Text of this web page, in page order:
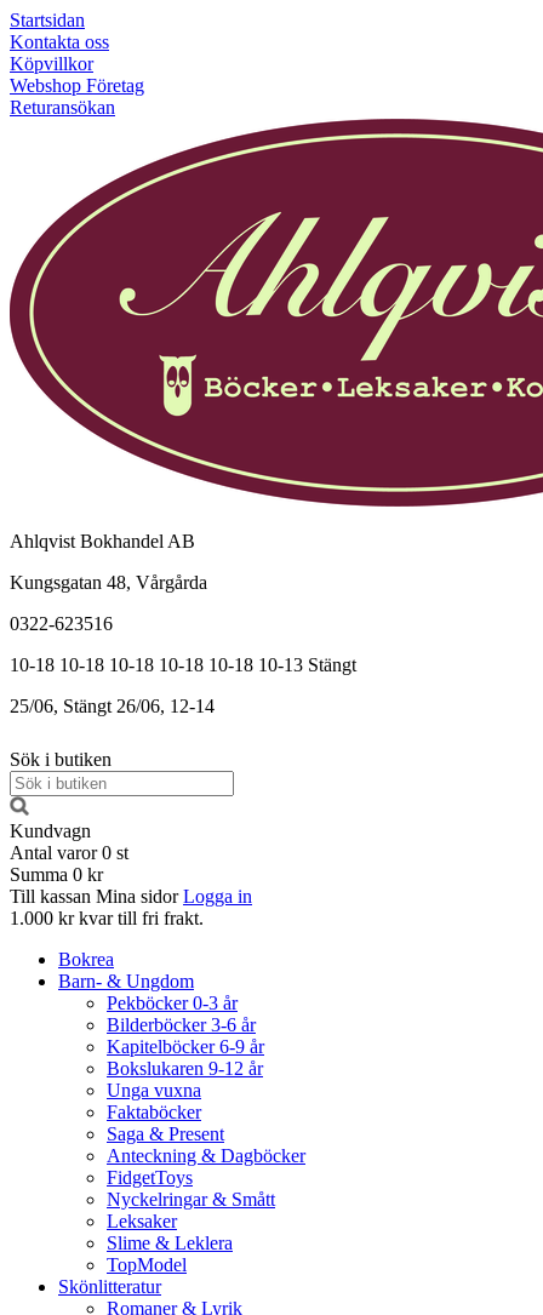
Startsidan
Kontakta oss
Köpvillkor
Webshop Företag
Returansökan
Ahlqvist Bokhandel AB
Kungsgatan 48, Vårgårda
0322-623516
10-18 10-18 10-18 10-18 10-18 10-13 Stängt
25/06, Stängt 26/06, 12-14
Sök i butiken
Kundvagn
Antal varor 0 st
Summa 0 kr
Till kassan Mina sidor Logga in
1.000 kr kvar till fri frakt.
Bokrea
Barn- & Ungdom
Pekböcker 0-3 år
Bilderböcker 3-6 år
Kapitelböcker 6-9 år
Bokslukaren 9-12 år
Unga vuxna
Faktaböcker
Saga & Present
Anteckning & Dagböcker
FidgetToys
Nyckelringar & Smått
Leksaker
Slime & Leklera
TopModel
Skönlitteratur
Romaner & Lyrik